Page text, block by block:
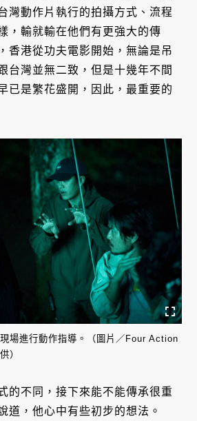
灣動作片執行的拍攝方式、流程
，輸就輸在他們有更強大的傳
香港從功夫電影開始，無論是吊
台灣並無二致，但是十幾年不間
已是繁花盛開，因此，最重要的
場進行動作指導。（圖片／Four Action
）
的不同，接下來能不能傳承很重
道，他心中有些初步的想法。